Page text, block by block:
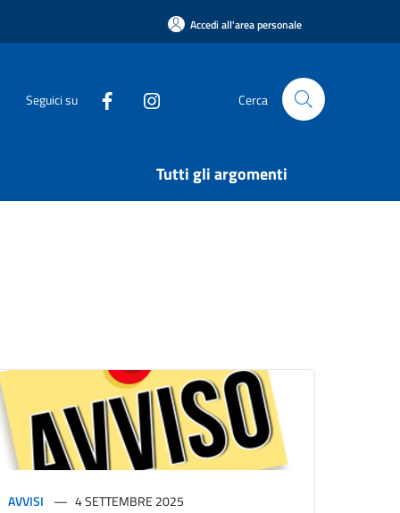
Accedi all'area personale
Seguici su Cerca
Tutti gli argomenti
AVVISI 4 SETTEMBRE 2025